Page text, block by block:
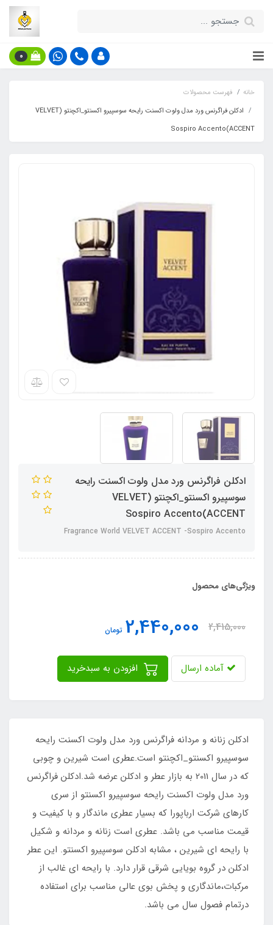
0
خانه
فهرست محصولات
ادکلن فراگرنس ورد مدل ولوت اکسنت رایحه سوسپیرو اکسنتو_اکچنتو (VELVET
ACCENT)Sospiro Accento
ادکلن فراگرنس ورد مدل ولوت اکسنت رایحه
سوسپیرو اکسنتو_اکچنتو (VELVET
ACCENT)Sospiro Accento
Fragrance World VELVET ACCENT -Sospiro Accento
ویژگی‌های محصول
2,415,000
2,440,000 تومان
آماده ارسال
ادکلن زنانه و مردانه فراگرنس ورد مدل ولوت اکسنت رایحه
سوسپیرو اکسنتو_اکچنتو است.عطری است شیرین و چوبی
که در سال 2011 به بازار عطر و ادکلن عرضه شد.ادکلن فراگرنس
ورد مدل ولوت اکسنت رایحه سوسپیرو اکسنتو از سری
کارهای شرکت ارباپورا که بسیار عطری ماندگار و با کیفیت و
قیمت مناسب می باشد. عطری است زنانه و مردانه و شکیل
با رایحه ای شیرین ، مشابه ادکلن سوسپیرو اکسنتو. این عطر
ادکلن در گروه بویایی شرقی قرار دارد. با رایحه ای غالب از
مرکبات،ماندگاری و پخش بوی عالی مناسب برای استفاده
درتمام فصول سال می باشد.